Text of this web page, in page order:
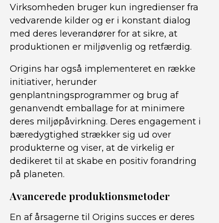
Virksomheden bruger kun ingredienser fra
vedvarende kilder og er i konstant dialog
med deres leverandører for at sikre, at
produktionen er miljøvenlig og retfærdig.
Origins har også implementeret en række
initiativer, herunder
genplantningsprogrammer og brug af
genanvendt emballage for at minimere
deres miljøpåvirkning. Deres engagement i
bæredygtighed strækker sig ud over
produkterne og viser, at de virkelig er
dedikeret til at skabe en positiv forandring
på planeten.
Avancerede produktionsmetoder
En af årsagerne til Origins succes er deres